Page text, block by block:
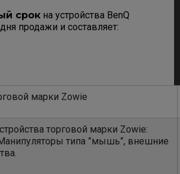
срок на устройства BenQ
продажи и составляет:
марки Zowie
торговой марки Zowie:
типа ”мышь”, внешние